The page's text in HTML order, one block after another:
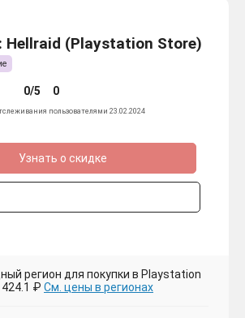
Hellraid (Playstation Store)
0/5 0
пользователями 23.02.2024
Узнать о скидке
регион для покупки в Playstation
₽ См. цены в регионах